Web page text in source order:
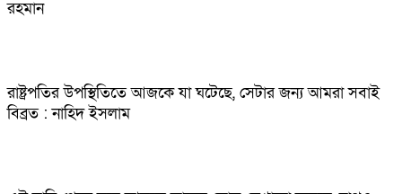
রহমান
রাষ্ট্রপতির উপস্থিতিতে আজকে যা ঘটেছে, সেটার জন্য আমরা সবাই
বিব্রত : নাহিদ ইসলাম